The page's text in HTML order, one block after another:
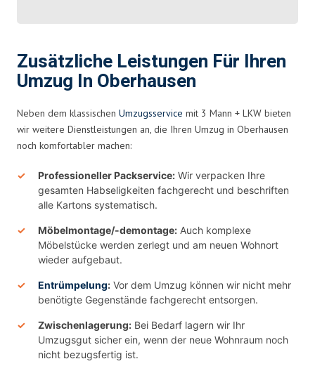
Zusätzliche Leistungen Für Ihren
Umzug In Oberhausen
Neben dem klassischen Umzugsservice mit 3 Mann + LKW bieten
wir weitere Dienstleistungen an, die Ihren Umzug in Oberhausen
noch komfortabler machen:
Professioneller Packservice: Wir verpacken Ihre
gesamten Habseligkeiten fachgerecht und beschriften
alle Kartons systematisch.
Möbelmontage/-demontage: Auch komplexe
Möbelstücke werden zerlegt und am neuen Wohnort
wieder aufgebaut.
Entrümpelung: Vor dem Umzug können wir nicht mehr
benötigte Gegenstände fachgerecht entsorgen.
Zwischenlagerung: Bei Bedarf lagern wir Ihr
Umzugsgut sicher ein, wenn der neue Wohnraum noch
nicht bezugsfertig ist.